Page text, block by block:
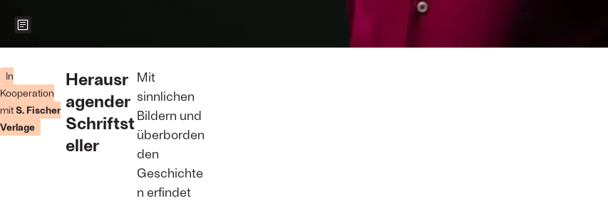
In
Kooperation
mitS. Fischer
Verlage
Herausr
agender
Schriftst
eller
Mit
sinnlichen
Bildern und
überborden
den
Geschichte
n erfindet
Zeigt weitere Informationen zum Bild
Trojanow
Foto: Thomas
Dorn